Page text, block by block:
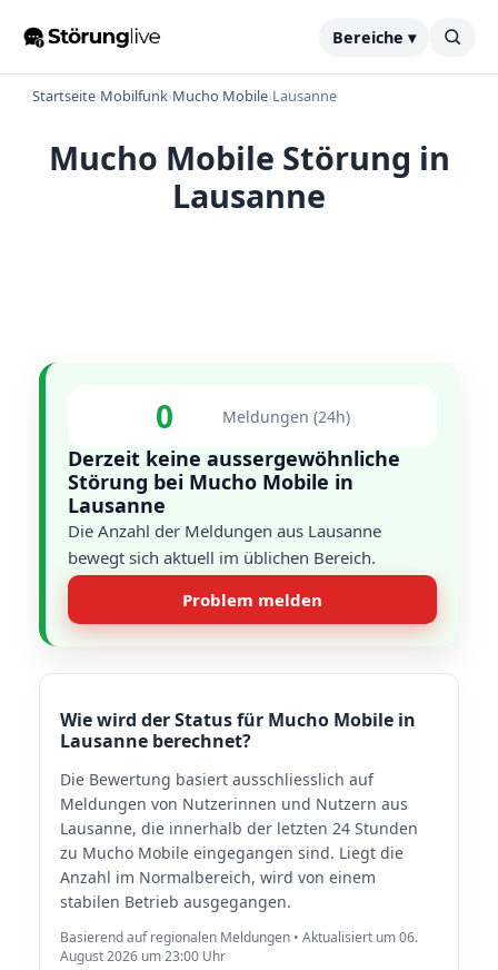
Bereiche ▾
Startseite›Mobilfunk›Mucho Mobile›Lausanne
Mucho Mobile Störung in
Lausanne
0 Meldungen (24h)
Derzeit keine aussergewöhnliche
Störung bei Mucho Mobile in
Lausanne
Die Anzahl der Meldungen aus Lausanne
bewegt sich aktuell im üblichen Bereich.
Problem melden
Wie wird der Status für Mucho Mobile in
Lausanne berechnet?
Die Bewertung basiert ausschliesslich auf
Meldungen von Nutzerinnen und Nutzern aus
Lausanne, die innerhalb der letzten 24 Stunden
zu Mucho Mobile eingegangen sind. Liegt die
Anzahl im Normalbereich, wird von einem
stabilen Betrieb ausgegangen.
Basierend auf regionalen Meldungen • Aktualisiert um 06.
August 2026 um 23:00 Uhr